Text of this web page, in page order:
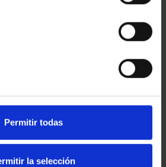
Permitir todas
la selección
425 ANIV VELÁZQUEZ
610,00 €